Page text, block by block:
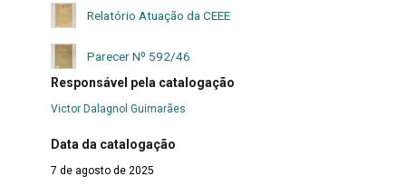
Relatório Atuação da CEEE
Parecer Nº 592/46
Responsável pela catalogação
Victor Dalagnol Guimarães
Data da catalogação
7 de agosto de 2025